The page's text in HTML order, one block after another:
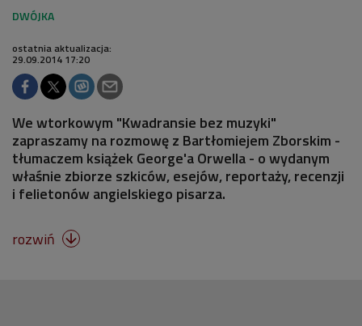
ostatnia aktualizacja:
29.09.2014 17:20
We wtorkowym "Kwadransie bez muzyki"
zapraszamy na rozmowę z Bartłomiejem Zborskim -
tłumaczem książek George'a Orwella - o wydanym
właśnie zbiorze szkiców, esejów, reportaży, recenzji
i felietonów angielskiego pisarza.
rozwiń 